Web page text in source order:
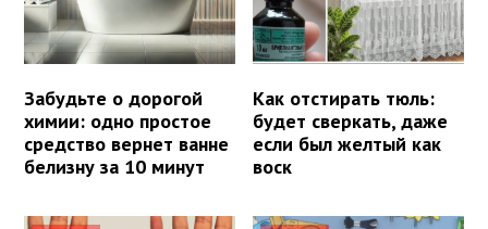
Забудьте о дорогой
химии: одно простое
средство вернет ванне
белизну за 10 минут
Как отстирать тюль:
будет сверкать, даже
если был желтый как
воск